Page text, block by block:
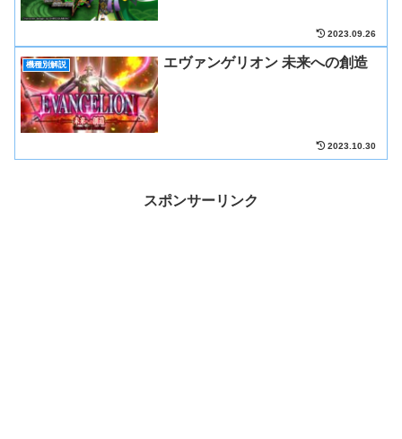
2023.09.26
機種別解説 エヴァンゲリオン 未来への創造
2023.10.30
スポンサーリンク